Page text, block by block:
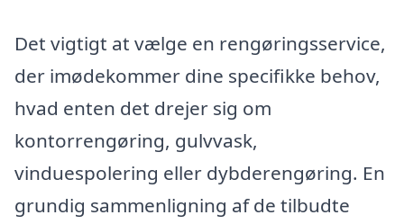
Det vigtigt at vælge en rengøringsservice,
der imødekommer dine specifikke behov,
hvad enten det drejer sig om
kontorrengøring, gulvvask,
vinduespolering eller dybderengøring. En
grundig sammenligning af de tilbudte